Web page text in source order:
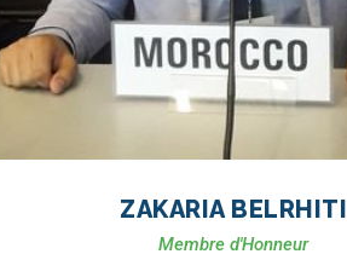
ZAKARIA BELRHITI
Membre d'Honneur